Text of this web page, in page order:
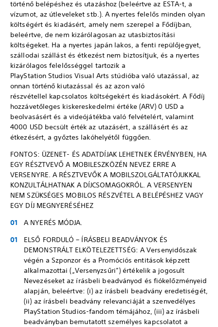
történő belépéshez és utazáshoz (beleértve az ESTA-t, a
vízumot, az útleveleket stb.). A nyertes felelős minden olyan
költségért és kiadásért, amely nem szerepel a Fődíjban,
beleértve, de nem kizárólagosan az utasbiztosítási
költségeket. Ha a nyertes japán lakos, a fenti repülőjegyet,
szállodai szállást és étkezést nem biztosítjuk, és a nyertes
kizárólagos felelősséggel tartozik a
PlayStation Studios Visual Arts stúdióba való utazással, az
onnan történő kiutazással és az azon való
részvétellel kapcsolatos költségekért és kiadásokért. A Fődíj
hozzávetőleges kiskereskedelmi értéke (ARV) 0 USD a
beolvasásért és a videójátékba való felvételért, valamint
4000 USD becsült érték az utazásért, a szállásért és az
étkezésért, a győztes lakóhelyétől függően.
FONTOS: ÜZENET- ÉS ADATDÍJAK LEHETNEK ÉRVÉNYBEN, HA
EGY RÉSZTVEVŐ A MOBILESZKÖZÉN NEVEZ ERRE A
VERSENYRE. A RÉSZTVEVŐK A MOBILSZOLGÁLTATÓJUKKAL
KONZULTÁLHATNAK A DÍJCSOMAGOKRÓL. A VERSENYEN
NEM SZÜKSÉGES MOBILOS RÉSZVÉTEL A BELÉPÉSHEZ VAGY
EGY DÍJ MEGNYERÉSÉHEZ
A NYERÉS MÓDJA.
ELSŐ FORDULÓ – ÍRÁSBELI BEADVÁNYOK ÉS
DEMONSTRÁLT ELKÖTELEZETTSÉG: A Versenyidőszak
végén a Szponzor és a Promóciós entitások képzett
alkalmazottai („Versenyzsűri”) értékelik a jogosult
Nevezéseket az írásbeli beadványod és fiókelőzményeid
alapján, beleértve: (i) az írásbeli beadvány eredetiségét,
(ii) az írásbeli beadvány relevanciáját a szenvedélyes
PlayStation Studios-fandom témájához, (iii) az írásbeli
beadványban bemutatott személyes kapcsolatot a